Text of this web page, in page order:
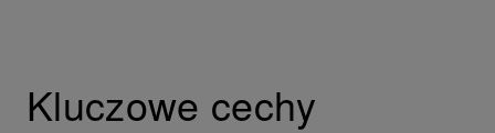
Kluczowe cechy